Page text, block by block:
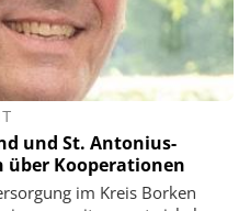
und St. Antonius-
über Kooperationen
im Kreis Borken